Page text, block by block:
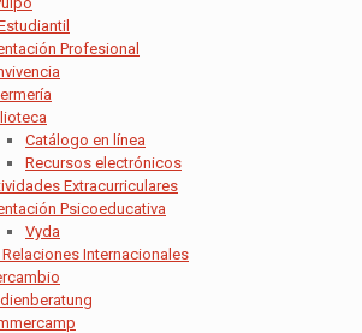
Profesional
Catálogo en línea
Recursos electrónicos
Extracurriculares
Psicoeducativa
Vyda
Internacionales